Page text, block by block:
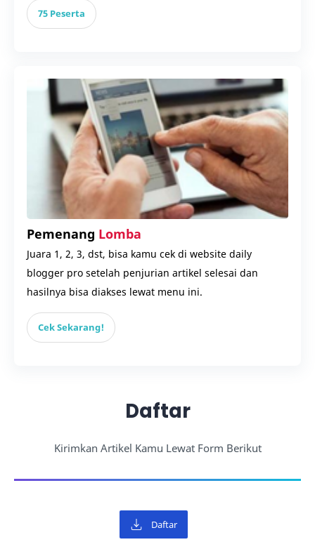
75 Peserta
Pemenang Lomba
Juara 1, 2, 3, dst, bisa kamu cek di website daily
blogger pro setelah penjurian artikel selesai dan
hasilnya bisa diakses lewat menu ini.
Cek Sekarang!
Daftar
Kirimkan Artikel Kamu Lewat Form Berikut
Daftar